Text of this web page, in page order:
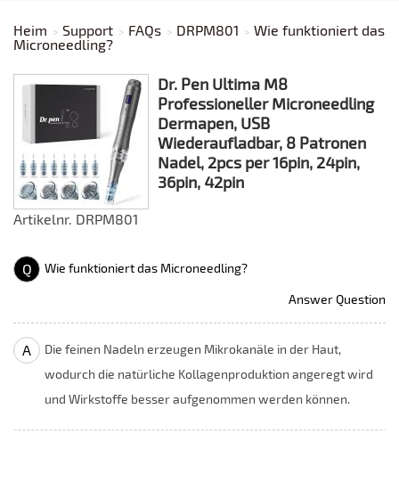
Heim Support FAQs DRPM801
Wie funktioniert das
Microneedling?
Dr. Pen Ultima M8
Professioneller Microneedling
Dermapen, USB
Wiederaufladbar, 8 Patronen
Nadel, 2pcs per 16pin, 24pin,
36pin, 42pin
Artikelnr. DRPM801
Q Wie funktioniert das Microneedling?
Answer Question
A
Die feinen Nadeln erzeugen Mikrokanäle in der Haut,
wodurch die natürliche Kollagenproduktion angeregt wird
und Wirkstoffe besser aufgenommen werden können.